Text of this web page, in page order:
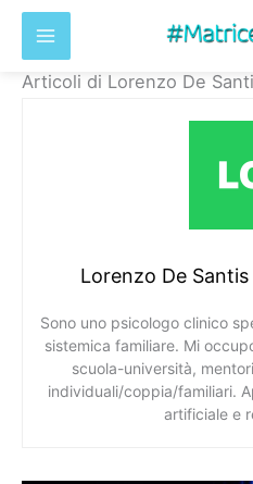
VaiArticoli di Lorenzo De
Lorenzo De
Sono uno psicologo clinico
sistemica familiare. Mi
scuola-università,
individuali/coppia/familiari.
artificiale e